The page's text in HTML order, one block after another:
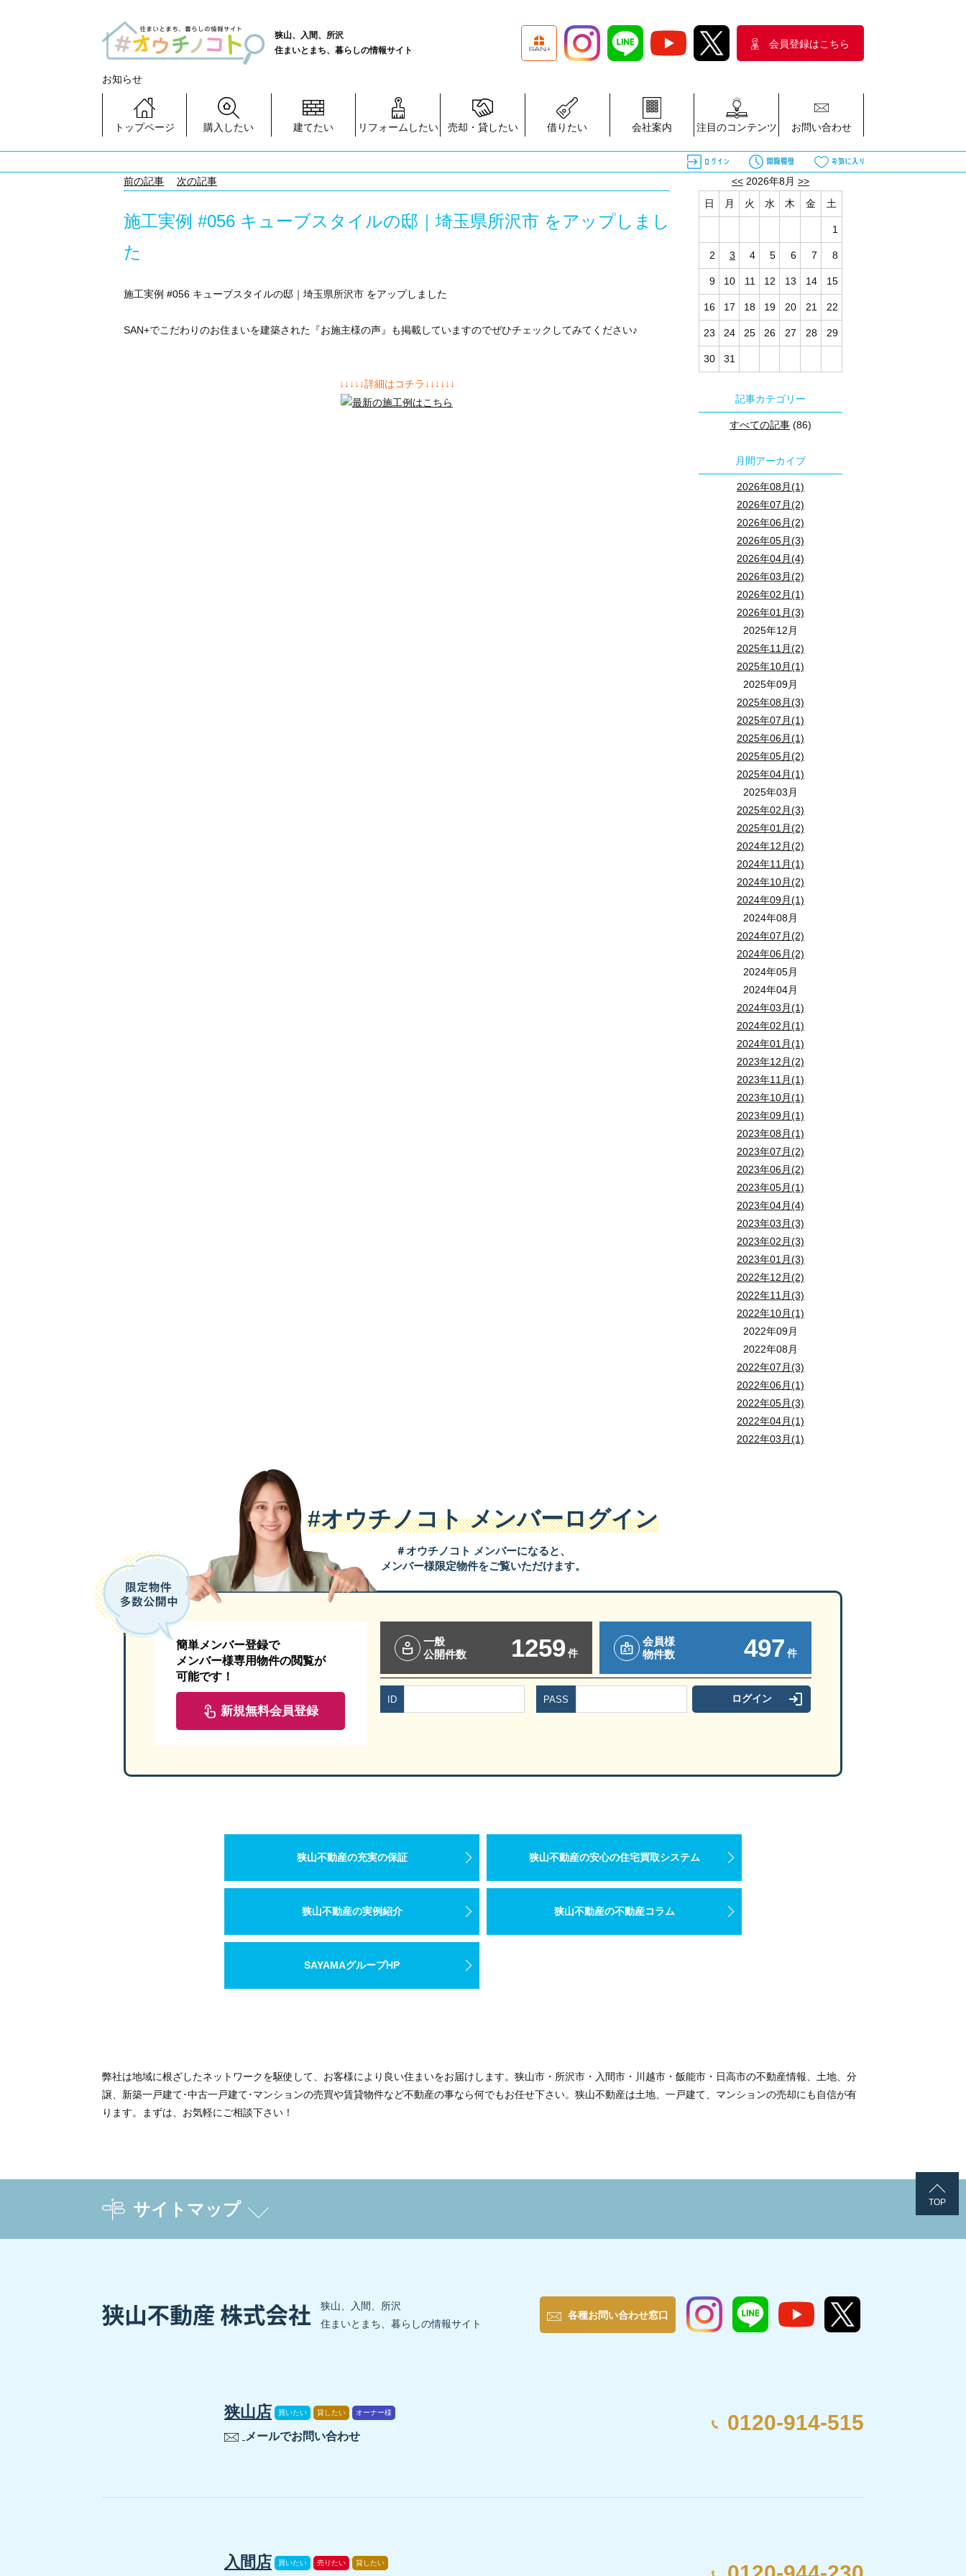
狭山、入間、所沢
住まいとまち、暮らしの情報サイト
会員登録はこちら
お知らせ
トップページ 購入したい 建てたい リフォームしたい 売却・貸したい 借りたい 会社案内 注目のコンテンツ お問い合わせ
<< 2026年8月 >>
日
月 火 水 木 金 土
1
2 3 4 5 6 7 8
9 10 11 12 13 14 15
16 17 18 19 20 21 22
23 24 25 26 27 28 29
30 31
記事カテゴリー
すべての記事 (86)
月間アーカイブ
2026年08月(1)
2026年07月(2)
2026年06月(2)
2026年05月(3)
2026年04月(4)
2026年03月(2)
2026年02月(1)
2026年01月(3)
2025年12月
2025年11月(2)
2025年10月(1)
2025年09月
2025年08月(3)
2025年07月(1)
2025年06月(1)
2025年05月(2)
2025年04月(1)
2025年03月
2025年02月(3)
2025年01月(2)
2024年12月(2)
2024年11月(1)
2024年10月(2)
2024年09月(1)
2024年08月
2024年07月(2)
2024年06月(2)
2024年05月
2024年04月
2024年03月(1)
2024年02月(1)
2024年01月(1)
2023年12月(2)
2023年11月(1)
2023年10月(1)
2023年09月(1)
2023年08月(1)
2023年07月(2)
2023年06月(2)
2023年05月(1)
2023年04月(4)
2023年03月(3)
2023年02月(3)
2023年01月(3)
2022年12月(2)
2022年11月(3)
2022年10月(1)
2022年09月
2022年08月
2022年07月(3)
2022年06月(1)
2022年05月(3)
2022年04月(1)
2022年03月(1)
前の記事 次の記事
施工実例 #056 キューブスタイルの邸｜埼玉県所沢市 をアップしまし
た
施工実例 #056 キューブスタイルの邸｜埼玉県所沢市 をアップしました
SAN+でこだわりのお住まいを建築された『お施主様の声』も掲載していますのでぜひチェックしてみてください♪
↓↓↓↓↓詳細はコチラ↓↓↓↓↓↓
#オウチノコトメンバーログイン
＃オウチノコト メンバーになると、
メンバー様限定物件をご覧いただけます。
簡単メンバー登録で
メンバー様専用物件の閲覧が
可能です！
新規無料会員登録
一般
公開件数
1259件
会員様
物件数
497 件
ID PASS
狭山不動産の充実の保証 狭山不動産の安心の住宅買取システム
狭山不動産の実例紹介 狭山不動産の不動産コラム
SAYAMAグループHP
弊社は地域に根ざしたネットワークを駆使して、お客様により良い住まいをお届けします。狭山市・所沢市・入間市・川越市・飯能市・日高市の不動産情報、土地、分
譲、新築一戸建て･中古一戸建て･マンションの売買や賃貸物件など不動産の事なら何でもお任せ下さい。狭山不動産は土地、一戸建て、マンションの売却にも自信が有
ります。まずは、お気軽にご相談下さい！
TOP
サイトマップ
狭山、入間、所沢
住まいとまち、暮らしの情報サイト
各種お問い合わせ窓口
狭山店 買いたい 貸したい オーナー様
メールでお問い合わせ
0120-914-515
入間店 買いたい 売りたい 貸したい